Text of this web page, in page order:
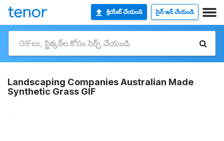
క్రియేట్ చేయండి సైన్ ఇన్ చేయండి
Landscaping Companies Australian Made
Synthetic Grass GIF